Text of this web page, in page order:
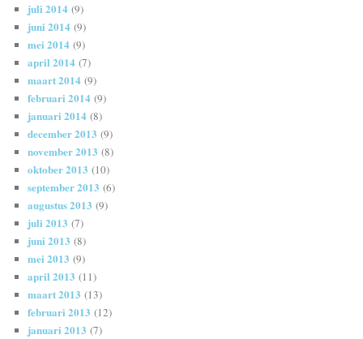
juli 2014 (9)
juni 2014 (9)
mei 2014 (9)
april 2014 (7)
maart 2014 (9)
februari 2014 (9)
januari 2014 (8)
december 2013 (9)
november 2013 (8)
oktober 2013 (10)
september 2013 (6)
augustus 2013 (9)
juli 2013 (7)
juni 2013 (8)
mei 2013 (9)
april 2013 (11)
maart 2013 (13)
februari 2013 (12)
januari 2013 (7)